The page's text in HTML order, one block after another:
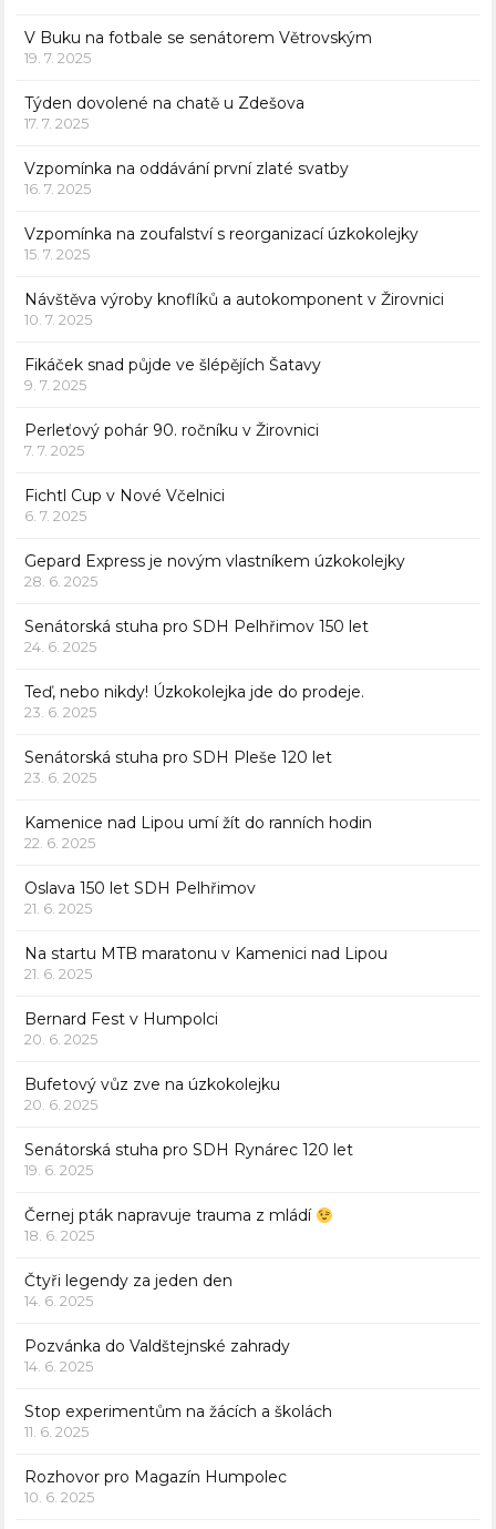
V Buku na fotbale se senátorem Větrovským
19. 7. 2025
Týden dovolené na chatě u Zdešova
17. 7. 2025
Vzpomínka na oddávání první zlaté svatby
16. 7. 2025
Vzpomínka na zoufalství s reorganizací úzkokolejky
15. 7. 2025
Návštěva výroby knoflíků a autokomponent v Žirovnici
10. 7. 2025
Fikáček snad půjde ve šlépějích Šatavy
9. 7. 2025
Perleťový pohár 90. ročníku v Žirovnici
7. 7. 2025
Fichtl Cup v Nové Včelnici
6. 7. 2025
Gepard Express je novým vlastníkem úzkokolejky
28. 6. 2025
Senátorská stuha pro SDH Pelhřimov 150 let
24. 6. 2025
Teď, nebo nikdy! Úzkokolejka jde do prodeje.
23. 6. 2025
Senátorská stuha pro SDH Pleše 120 let
23. 6. 2025
Kamenice nad Lipou umí žít do ranních hodin
22. 6. 2025
Oslava 150 let SDH Pelhřimov
21. 6. 2025
Na startu MTB maratonu v Kamenici nad Lipou
21. 6. 2025
Bernard Fest v Humpolci
20. 6. 2025
Bufetový vůz zve na úzkokolejku
20. 6. 2025
Senátorská stuha pro SDH Rynárec 120 let
19. 6. 2025
Černej pták napravuje trauma z mládí
18. 6. 2025
Čtyři legendy za jeden den
14. 6. 2025
Pozvánka do Valdštejnské zahrady
14. 6. 2025
Stop experimentům na žácích a školách
11. 6. 2025
Rozhovor pro Magazín Humpolec
10. 6. 2025